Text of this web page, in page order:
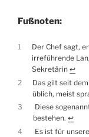
Fußnoten:
1
Der Chef sagt,
irreführende
Sekretärin ↩︎
2
Das gilt seit
üblich, meist
3
Diese
bestehen. ↩︎
4
Es ist für